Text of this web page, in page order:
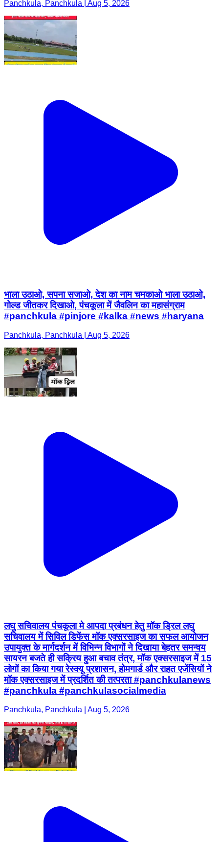
Panchkula, Panchkula | Aug 5, 2026
भाला उठाओ, सपना सजाओ, देश का नाम चमकाओ भाला उठाओ,
गोल्ड जीतकर दिखाओ, पंचकूला में जैवलिन का महासंग्राम
#panchkula #pinjore #kalka #news #haryana
Panchkula, Panchkula | Aug 5, 2026
लघु सचिवालय पंचकूला मे आपदा प्रबंधन हेतु मॉक ड्रिल लघु
सचिवालय में सिविल डिफेंस मॉक एक्सरसाइज का सफल आयोजन
उपायुक्त के मार्गदर्शन में विभिन्न विभागों ने दिखाया बेहतर समन्वय
सायरन बजते ही सक्रिय हुआ बचाव तंत्र, मॉक एक्सरसाइज में 15
लोगों का किया गया रेस्क्यू प्रशासन, होमगार्ड और राहत एजेंसियों ने
मॉक एक्सरसाइज में प्रदर्शित की तत्परता #panchkulanews
#panchkula #panchkulasocialmedia
Panchkula, Panchkula | Aug 5, 2026